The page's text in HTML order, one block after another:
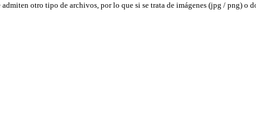
otro tipo de archivos, por lo que si se trata de imágenes (jpg / png)